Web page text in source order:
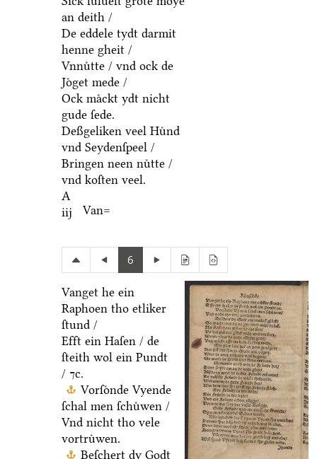
an deith /
De eddele tydt darmit
henne gheit /
Vnnuͤtte / vnd ock de
Joͤget mede /
Ock maͤckt ydt nicht
gude ſede.
Deßgeliken veel Huͤnd
vnd Seydenſpeel /
Bringen neen nuͤtte /
vnd koſten veel.
A
iij
Van=
6
Vanget he ein
Raphoen tho etliker
ſtund /
Efft ein Haſen / de
ſteith wol ein Pundt
/ ⁊c.
Vorſoͤnde Vyende
ſchal men ſchuͤwen /
Vnd nicht tho vele
vortruͤwen.
Beſchert dy Godt